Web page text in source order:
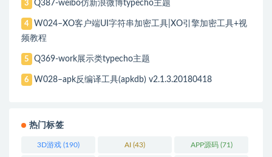
3 Q387-weibo仿新浪微博typecho主题
4
W024–XO客户端UI字符串加密工具|XO引擎加密工具+视
频教程
5 Q369-work展示类typecho主题
6 W028–apk反编译工具(apkdb) v2.1.3.20180418
热门标签
3D游戏 (190) AI (43) APP源码(71)